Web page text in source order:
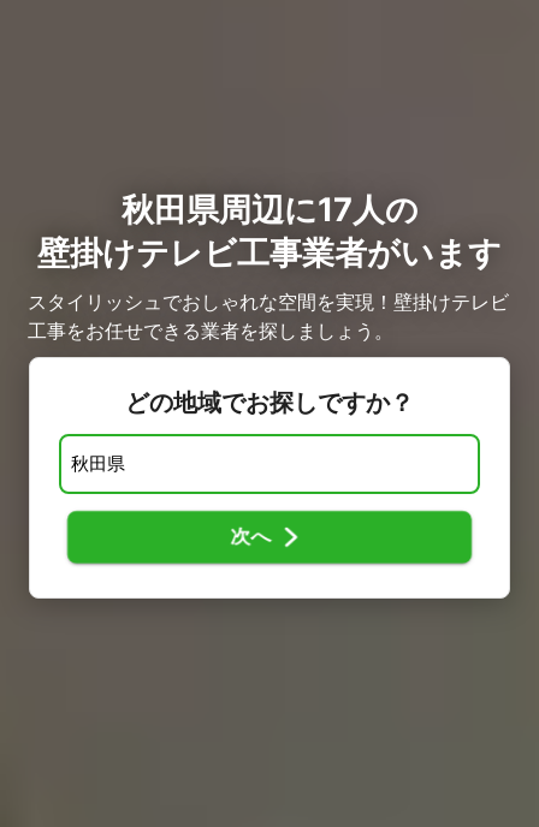
秋田県周辺に17人の
壁掛けテレビ工事業者がいます
スタイリッシュでおしゃれな空間を実現！壁掛けテレビ
工事をお任せできる業者を探しましょう。
どの地域でお探しですか？
次へ